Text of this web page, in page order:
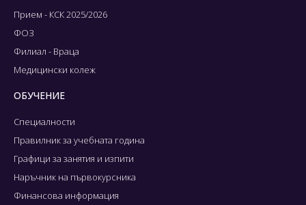
Прием - КСК 2025/2026
ФОЗ
Филиал - Враца
Медицински колеж
ОБУЧЕНИЕ
Специалности
Правилник за учебната година
Графици за занятия и изпити
Наръчник на първокурсника
Финансова информация